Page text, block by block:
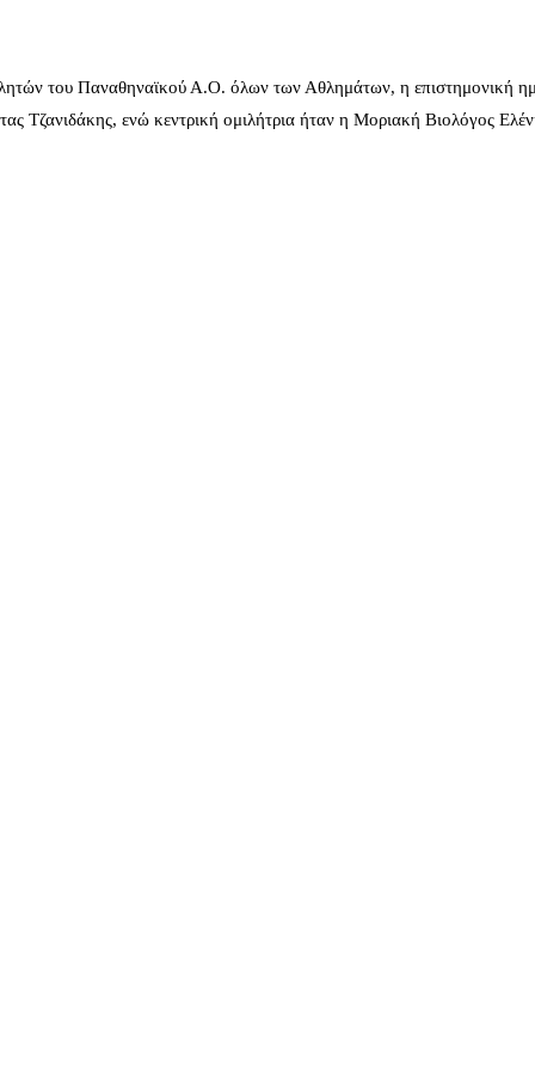
του Παναθηναϊκού Α.Ο. όλων των Αθλημάτων, η επιστημονική
Τζανιδάκης, ενώ κεντρική ομιλήτρια ήταν η Μοριακή Βιολόγος